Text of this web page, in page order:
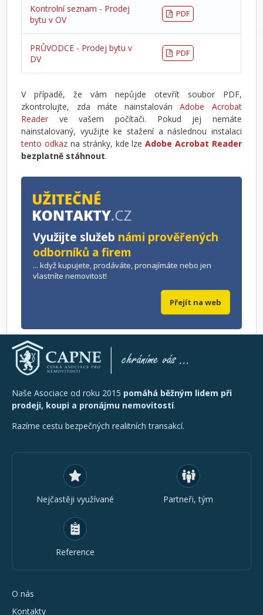
Kontrolní seznam - Prodej
bytu v OV
PDF
PRŮVODCE - Prodej bytu v
DV
PDF
V případě, že vám nepůjde otevřít soubor PDF,
zkontrolujte, zda máte nainstalovánAdobe Acrobat
Reader ve vašem počítači. Pokud jej nemáte
nainstalovaný, využijte ke stažení a následnou instalaci
tento odkaz na stránky, kde lzeAdobe Acrobat Reader
bezplatně stáhnout.
Využijte služeb námi prověřených
odborníků a firem
... když kupujete, prodáváte, pronajímáte nebo jen
vlastníte nemovitost!
Přejít na web
Naše Asociace od roku 2015 pomáhá běžným lidem při
prodeji, koupi a pronájmu nemovitostí.
Razíme cestu bezpečných realitních transakcí.
Nejčastěji využívané Partneři, tým
Reference
O nás
Kontakty